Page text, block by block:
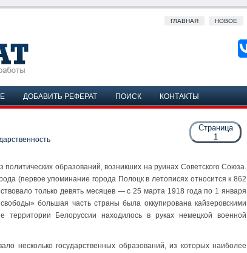
ГЛАВНАЯ НОВОЕ
ДОБАВИТЬ РЕФЕРАТ ПОИСК КОНТАКТЫ
Страница
1
образований, возникших на руинах Советского Союза.
(первое упоминание города Полоцк в летописях относится к 862
только девять месяцев — с 25 марта 1918 года по 1 января
большая часть страны была оккупирована кайзеровскими
территории Белоруссии находилось в руках немецкой военной
несколько государственных образований, из которых наиболее